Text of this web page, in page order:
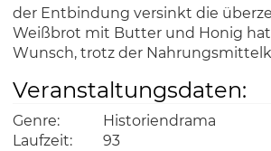
der Entbindung versinkt die
Weißbrot mit Butter und Honig
Wunsch, trotz der
Veranstaltungsdaten:
Genre:
Historiendrama
Laufzeit:
93